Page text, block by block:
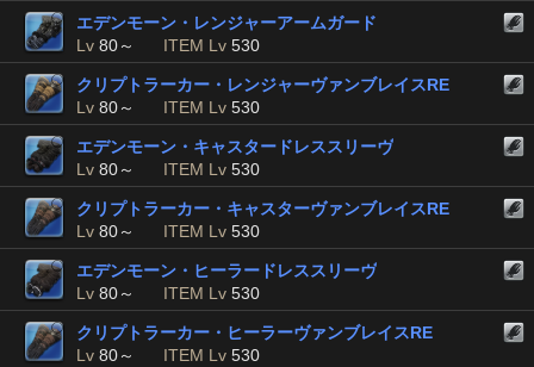
エデンモーン・レンジャーアームガード
Lv 80～ ITEM Lv 530
クリプトラーカー・レンジャーヴァンブレイスRE
Lv 80～ ITEM Lv 530
エデンモーン・キャスタードレススリーヴ
Lv 80～ ITEM Lv 530
クリプトラーカー・キャスターヴァンブレイスRE
Lv 80～ ITEM Lv 530
エデンモーン・ヒーラードレススリーヴ
Lv 80～ ITEM Lv 530
クリプトラーカー・ヒーラーヴァンブレイスRE
Lv 80～ ITEM Lv 530